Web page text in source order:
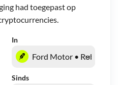
had toegepast op
In
Sinds